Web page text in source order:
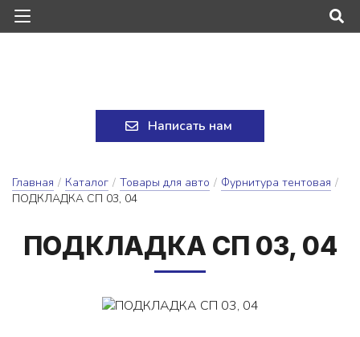
Написать нам
Главная / Каталог / Товары для авто / Фурнитура тентовая /
ПОДКЛАДКА СП 03, 04
ПОД­КЛАД­КА СП 03, 04